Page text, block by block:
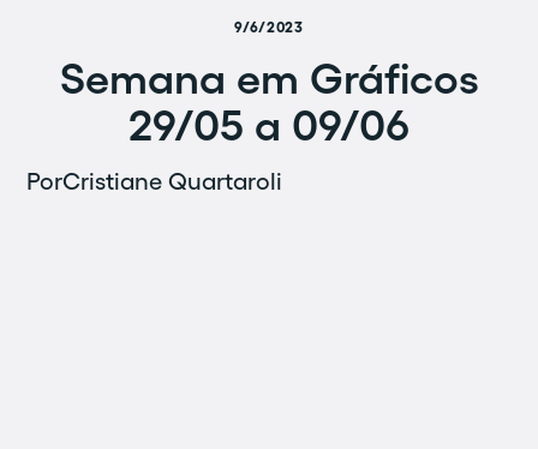
9/6/2023
Semana em Gráficos
29/05 a 09/06
PorCristiane Quartaroli